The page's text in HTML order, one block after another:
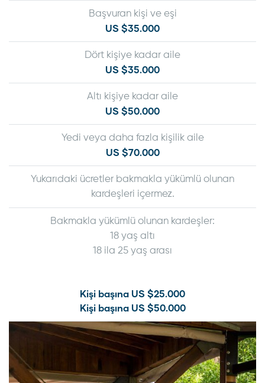
Başvuran kişi ve eşi
US $35.000
Dört kişiye kadar aile
US $35.000
Altı kişiye kadar aile
US $50.000
Yedi veya daha fazla kişilik aile
US $70.000
Yukarıdaki ücretler bakmakla yükümlü olunan
kardeşleri içermez.
Bakmakla yükümlü olunan kardeşler:
18 yaş altı
18 ila 25 yaş arası
Kişi başına US $25.000
Kişi başına US $50.000